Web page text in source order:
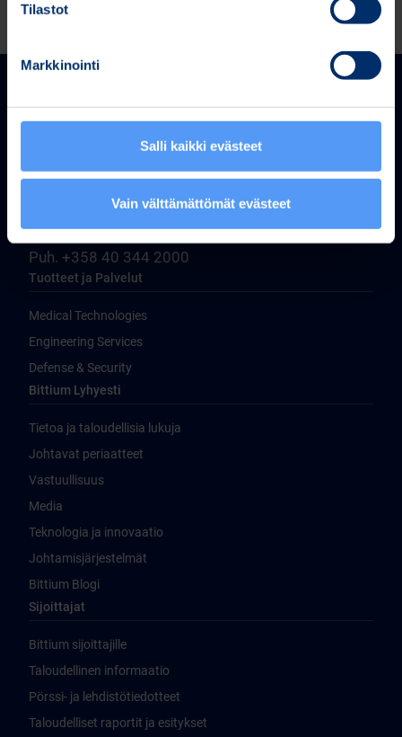
Tilastot
Markkinointi
Salli kaikki evästeet
Vain välttämättömät evästeet
Ritaharjuntie 1
FI-90590 Oulu, Finland
Puh. +358 40 344 2000
Tuotteet ja Palvelut
Medical Technologies
Engineering Services
Defense & Security
Bittium Lyhyesti
Tietoa ja taloudellisia lukuja
Johtavat periaatteet
Vastuullisuus
Media
Teknologia ja innovaatio
Johtamisjärjestelmät
Bittium Blogi
Sijoittajat
Bittium sijoittajille
Taloudellinen informaatio
Pörssi- ja lehdistötiedotteet
Taloudelliset raportit ja esitykset